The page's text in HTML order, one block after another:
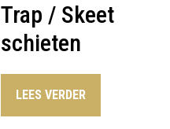
Trap / Skeet
schieten
LEES VERDER